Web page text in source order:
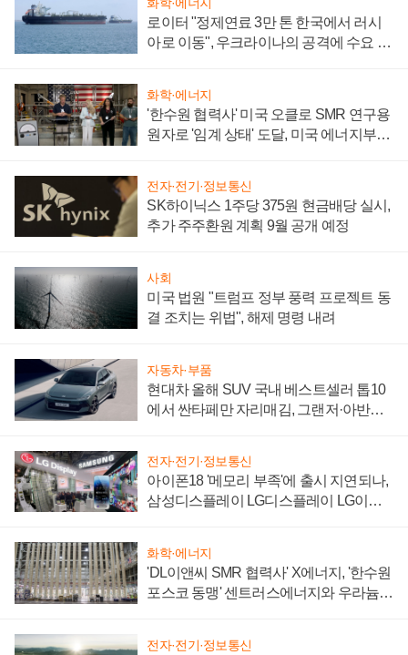
로이터 "정제연료 3만 톤 한국에서 러시
아로 이동", 우크라이나의 공격에 수요 늘
화학·에너지
'한수원 협력사' 미국 오클로 SMR 연구용
원자로 '임계 상태' 도달, 미국 에너지부
전자·전기·정보통신
SK하이닉스 1주당 375원 현금배당 실시,
추가 주주환원 계획 9월 공개 예정
사회
미국 법원 "트럼프 정부 풍력 프로젝트 동
결 조치는 위법", 해제 명령 내려
자동차·부품
현대차 올해 SUV 국내 베스트셀러 톱10
에서 싼타페만 자리매김, 그랜저·아반떼
전자·전기·정보통신
아이폰18 '메모리 부족'에 출시 지연되나,
삼성디스플레이 LG디스플레이 LG이노
화학·에너지
'DL이앤씨 SMR 협력사' X에너지, '한수원
포스코 동맹' 센트러스에너지와 우라늄
전자·전기·정보통신